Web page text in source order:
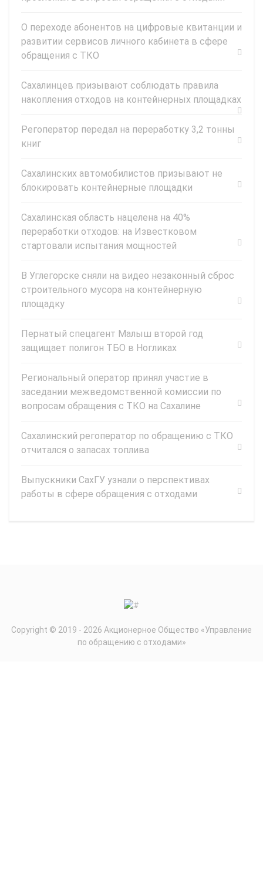
О переходе абонентов на цифровые квитанции и
развитии сервисов личного кабинета в сфере
обращения с ТКО
Сахалинцев призывают соблюдать правила
накопления отходов на контейнерных площадках
Регоператор передал на переработку 3,2 тонны
книг
Сахалинских автомобилистов призывают не
блокировать контейнерные площадки
Сахалинская область нацелена на 40%
переработки отходов: на Известковом
стартовали испытания мощностей
В Углегорске сняли на видео незаконный сброс
строительного мусора на контейнерную
площадку
Пернатый спецагент Малыш второй год
защищает полигон ТБО в Ногликах
Региональный оператор принял участие в
заседании межведомственной комиссии по
вопросам обращения с ТКО на Сахалине
Сахалинский регоператор по обращению с ТКО
отчитался о запасах топлива
Выпускники СахГУ узнали о перспективах
работы в сфере обращения с отходами
Copyright © 2019 - 2026 Акционерное Общество «Управление
по обращению с отходами»